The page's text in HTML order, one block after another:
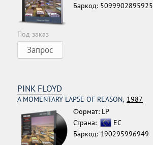
Баркод: 5099902895925
Под заказ
Запрос
PINK FLOYD
A MOMENTARY LAPSE OF REASON, 1987
Формат: LP
Страна:
ЕС
Баркод: 190295996949